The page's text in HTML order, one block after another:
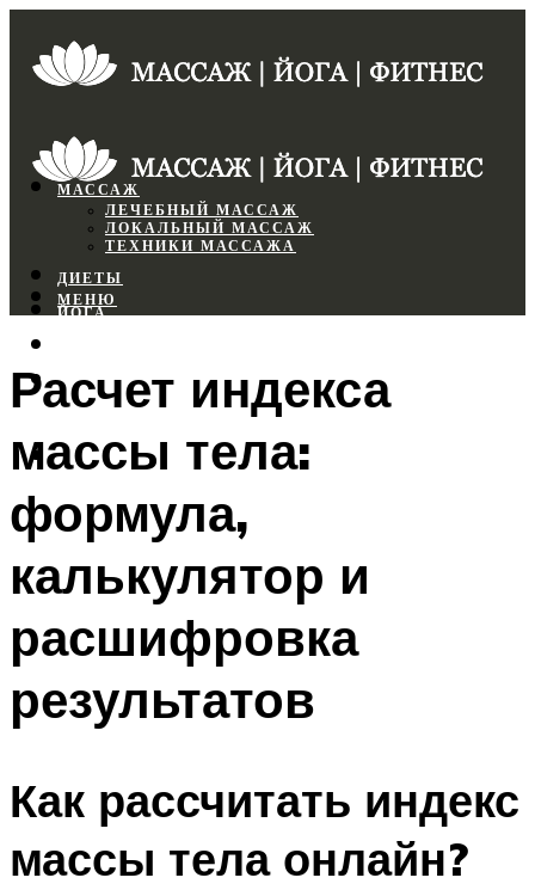
МАССАЖ
ЛЕЧЕБНЫЙ МАССАЖ
ЛОКАЛЬНЫЙ МАССАЖ
ТЕХНИКИ МАССАЖА
ДИЕТЫ
ЙОГА
ФИТНЕС
МЕНЮ
МЕНЮ
Расчет индекса
массы тела:
формула,
калькулятор и
расшифровка
результатов
Как рассчитать индекс
массы тела онлайн?